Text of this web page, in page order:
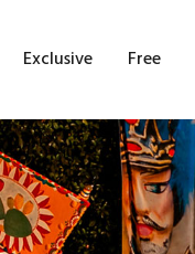
Exclusive Free